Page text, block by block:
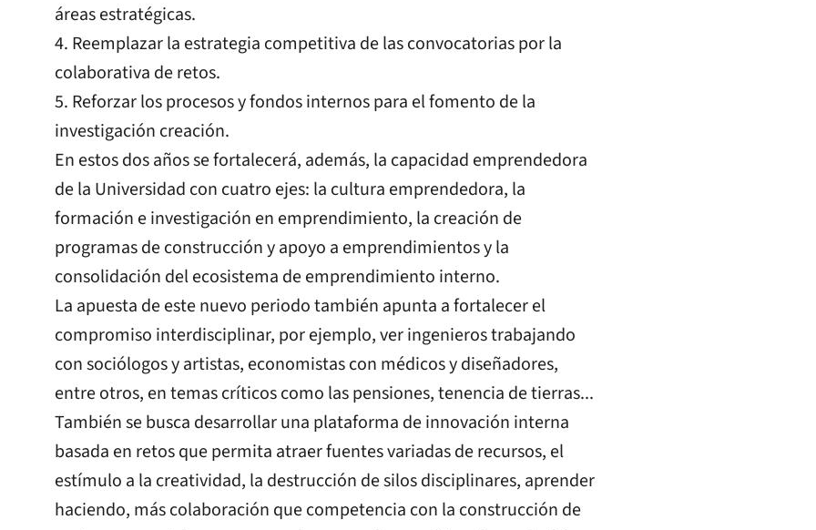
áreas estratégicas.
4. Reemplazar la estrategia competitiva de las convocatorias por la
colaborativa de retos.
5. Reforzar los procesos y fondos internos para el fomento de la
investigación creación.
En estos dos años se fortalecerá, además, la capacidad emprendedora
de la Universidad con cuatro ejes: la cultura emprendedora, la
formación e investigación en emprendimiento, la creación de
programas de construcción y apoyo a emprendimientos y la
consolidación del ecosistema de emprendimiento interno.
La apuesta de este nuevo periodo también apunta a fortalecer el
compromiso interdisciplinar, por ejemplo, ver ingenieros trabajando
con sociólogos y artistas, economistas con médicos y diseñadores,
entre otros, en temas críticos como las pensiones, tenencia de tierras...
También se busca desarrollar una plataforma de innovación interna
basada en retos que permita atraer fuentes variadas de recursos, el
estímulo a la creatividad, la destrucción de silos disciplinares, aprender
haciendo, más colaboración que competencia con la construcción de